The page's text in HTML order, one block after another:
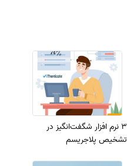
3 نرم افزار شگفت‌انگیز در
تشخیص پلاجریسم